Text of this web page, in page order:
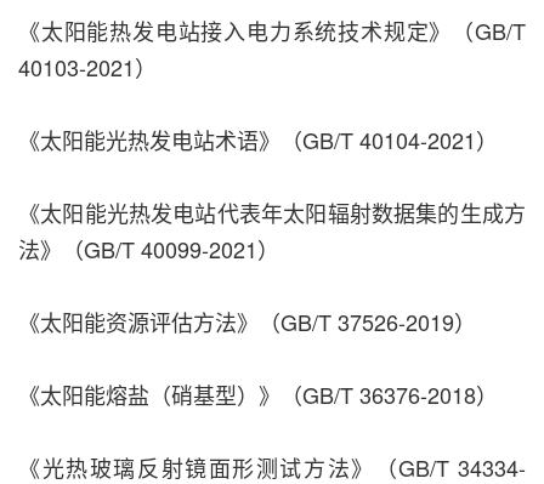
《太阳能热发电站接入电力系统技术规定》（GB/T
40103-2021）
《太阳能光热发电站术语》（GB/T 40104-2021）
《太阳能光热发电站代表年太阳辐射数据集的生成方
法》（GB/T 40099-2021）
《太阳能资源评估方法》（GB/T 37526-2019）
《太阳能熔盐（硝基型）》（GB/T 36376-2018）
《光热玻璃反射镜面形测试方法》（GB/T 34334-